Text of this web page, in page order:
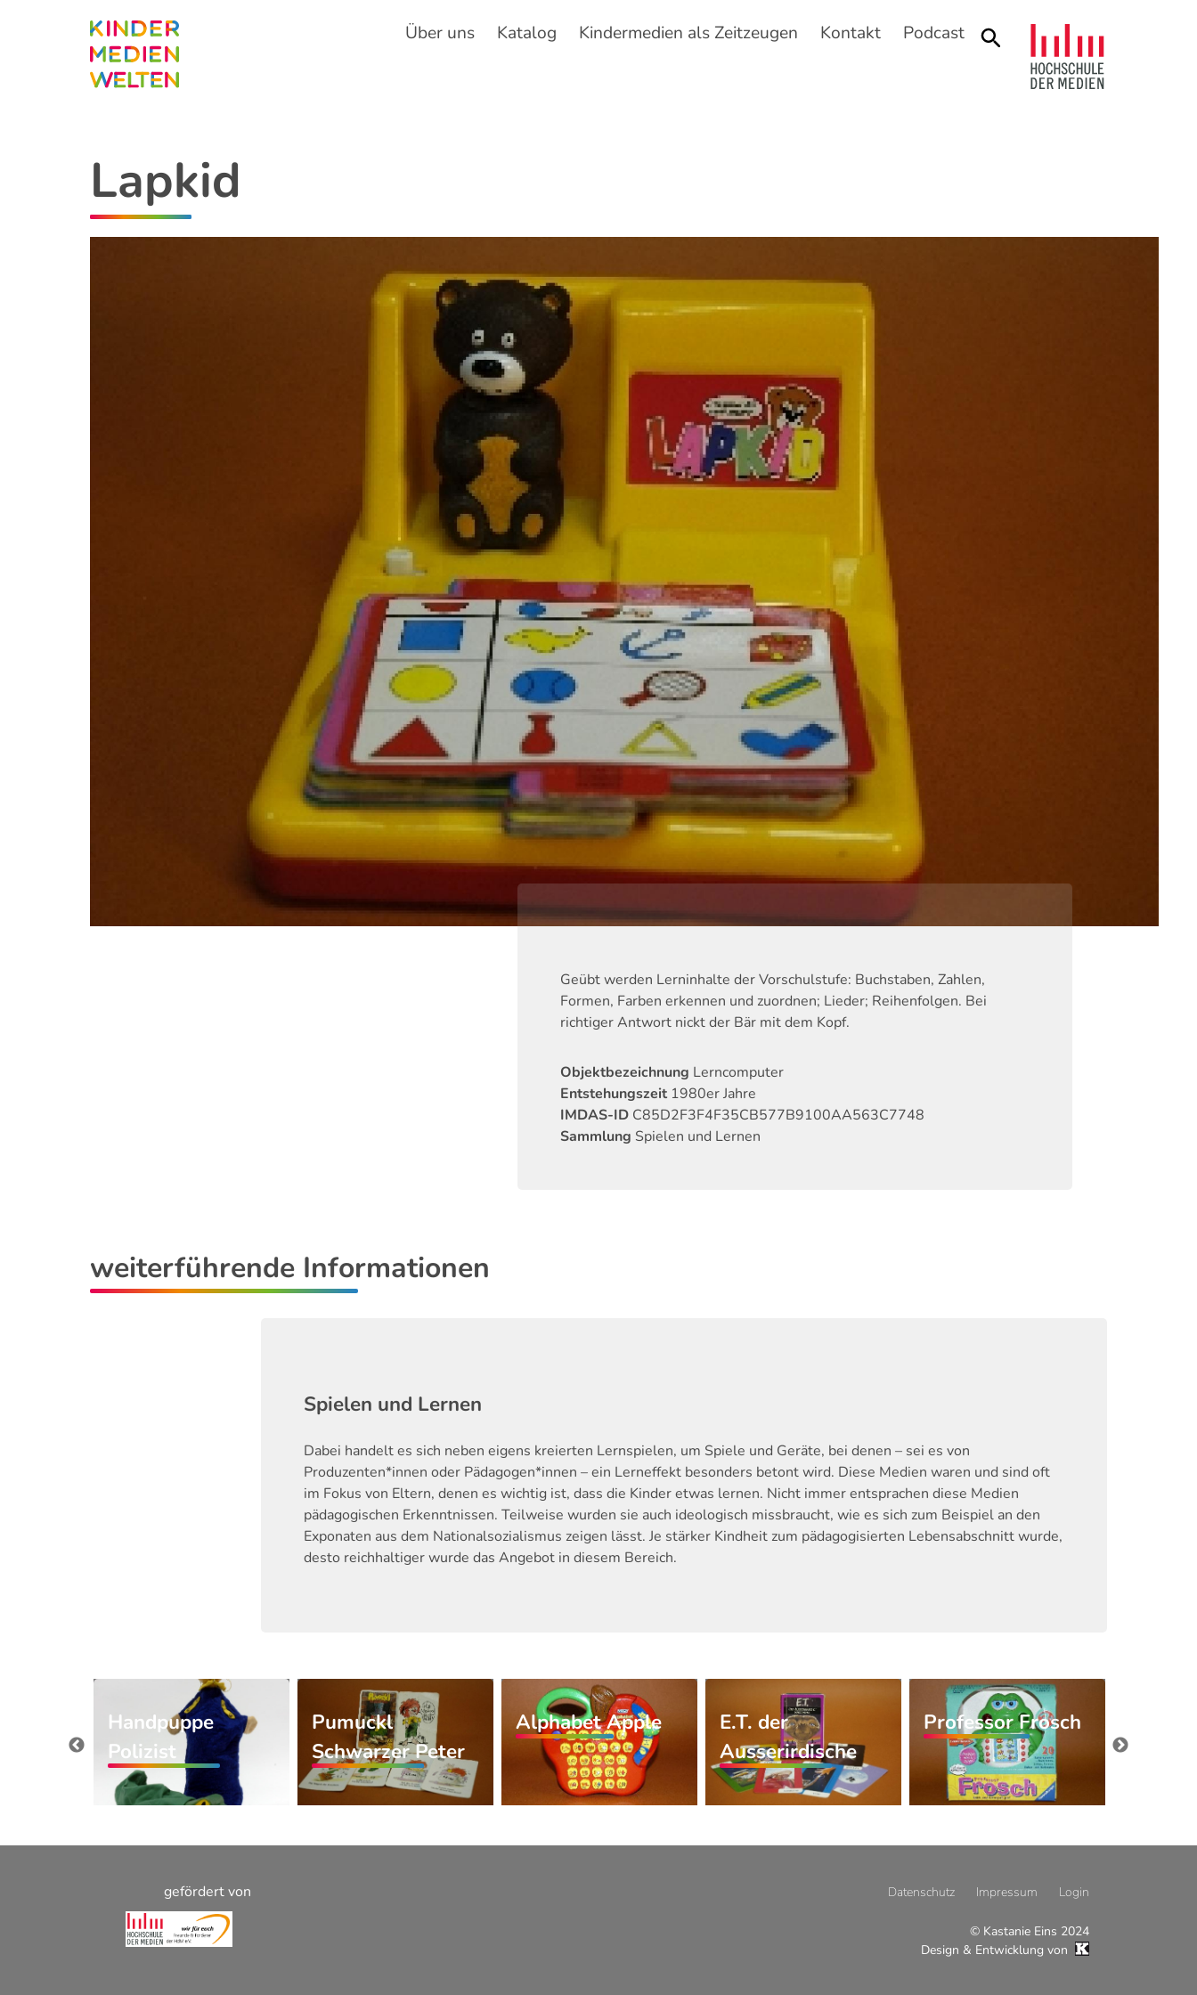
Über uns Katalog Kindermedien als Zeitzeugen Kontakt Podcast Suche
Lapkid
Geübt werden Lerninhalte der Vorschulstufe: Buchstaben, Zahlen,
Formen, Farben erkennen und zuordnen; Lieder; Reihenfolgen. Bei
richtiger Antwort nickt der Bär mit dem Kopf.
Objektbezeichnung Lerncomputer
Entstehungszeit 1980er Jahre
IMDAS-ID C85D2F3F4F35CB577B9100AA563C7748
Sammlung Spielen und Lernen
weiterführende Informationen
Spielen und Lernen
Dabei handelt es sich neben eigens kreierten Lernspielen, um Spiele und Geräte, bei denen – sei es von
Produzenten*innen oder Pädagogen*innen – ein Lerneffekt besonders betont wird. Diese Medien waren und sind oft
im Fokus von Eltern, denen es wichtig ist, dass die Kinder etwas lernen. Nicht immer entsprachen diese Medien
pädagogischen Erkenntnissen. Teilweise wurden sie auch ideologisch missbraucht, wie es sich zum Beispiel an den
Exponaten aus dem Nationalsozialismus zeigen lässt. Je stärker Kindheit zum pädagogisierten Lebensabschnitt wurde,
desto reichhaltiger wurde das Angebot in diesem Bereich.
Handpuppe
Polizist
Pumuckl
Schwarzer Peter
Alphabet Apple
E.T. der
Ausserirdische
Professor Frosch
Alphie
gefördert von Datenschutz Impressum Login
© Kastanie Eins 2024
Design & Entwicklung von